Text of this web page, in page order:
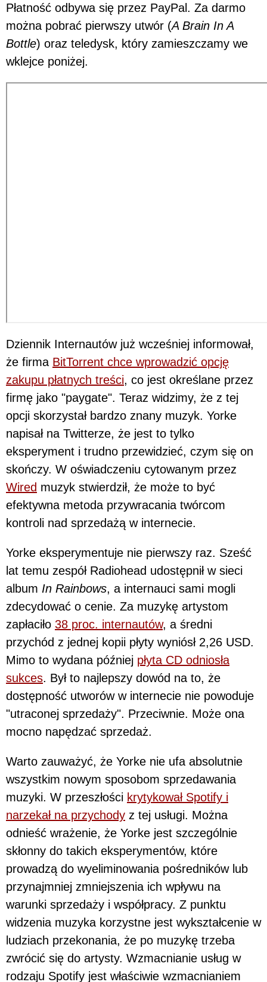
Płatność odbywa się przez PayPal. Za darmo
można pobrać pierwszy utwór (A Brain In A
Bottle) oraz teledysk, który zamieszczamy we
wklejce poniżej.
Dziennik Internautów już wcześniej informował,
że firma BitTorrent chce wprowadzić opcję
zakupu płatnych treści, co jest określane przez
firmę jako "paygate". Teraz widzimy, że z tej
opcji skorzystał bardzo znany muzyk. Yorke
napisał na Twitterze, że jest to tylko
eksperyment i trudno przewidzieć, czym się on
skończy. W oświadczeniu cytowanym przez
Wired muzyk stwierdził, że może to być
efektywna metoda przywracania twórcom
kontroli nad sprzedażą w internecie.
Yorke eksperymentuje nie pierwszy raz. Sześć
lat temu zespół Radiohead udostępnił w sieci
album In Rainbows, a internauci sami mogli
zdecydować o cenie. Za muzykę artystom
zapłaciło 38 proc. internautów, a średni
przychód z jednej kopii płyty wyniósł 2,26 USD.
Mimo to wydana później płyta CD odniosła
sukces. Był to najlepszy dowód na to, że
dostępność utworów w internecie nie powoduje
"utraconej sprzedaży". Przeciwnie. Może ona
mocno napędzać sprzedaż.
Warto zauważyć, że Yorke nie ufa absolutnie
wszystkim nowym sposobom sprzedawania
muzyki. W przeszłości krytykował Spotify i
narzekał na przychody z tej usługi. Można
odnieść wrażenie, że Yorke jest szczególnie
skłonny do takich eksperymentów, które
prowadzą do wyeliminowania pośredników lub
przynajmniej zmniejszenia ich wpływu na
warunki sprzedaży i współpracy. Z punktu
widzenia muzyka korzystne jest wykształcenie w
ludziach przekonania, że po muzykę trzeba
zwrócić się do artysty. Wzmacnianie usług w
rodzaju Spotify jest właściwie wzmacnianiem